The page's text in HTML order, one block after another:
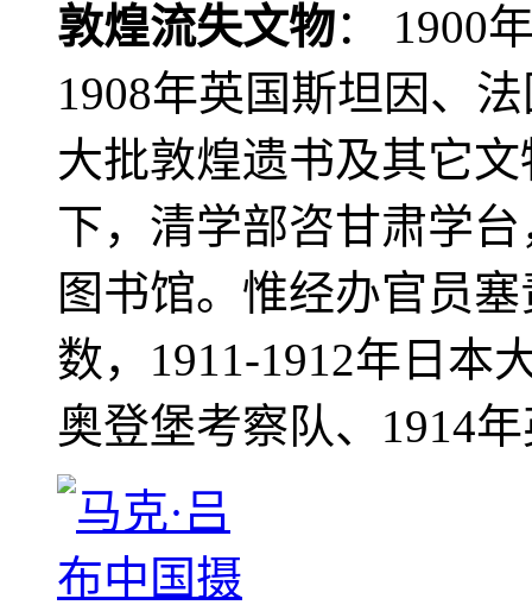
敦煌流失文物： 1900
1908年英国斯坦因、
大批敦煌遗书及其它
下，清学部咨甘肃学
图书馆。惟经办官员
数，1911-1912年日本
奥登堡考察队、1914